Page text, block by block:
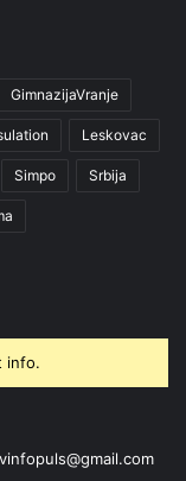
GimnazijaVranje
Leskovac
Simpo Srbija
info.